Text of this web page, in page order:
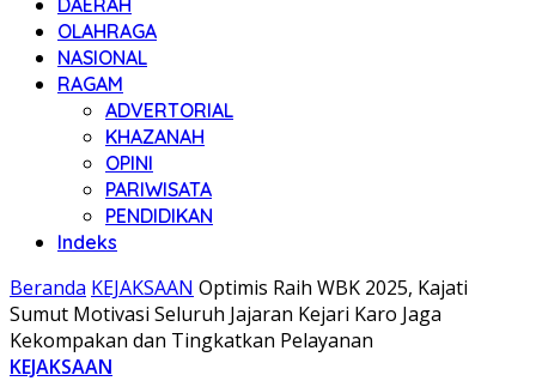
DAERAH
OLAHRAGA
NASIONAL
RAGAM
ADVERTORIAL
KHAZANAH
OPINI
PARIWISATA
PENDIDIKAN
Indeks
Beranda KEJAKSAAN Optimis Raih WBK 2025, Kajati
Sumut Motivasi Seluruh Jajaran Kejari Karo Jaga
Kekompakan dan Tingkatkan Pelayanan
KEJAKSAAN